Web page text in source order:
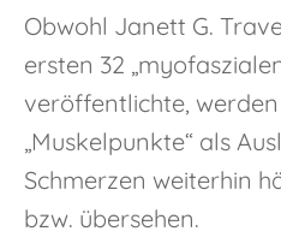
Obwohl Janett G.
ersten 32
veröffentlichte,
„Muskelpunkte“ als
Schmerzen weiterhin
bzw. übersehen.